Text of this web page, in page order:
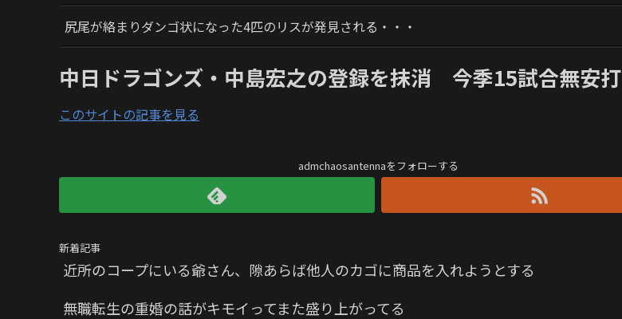
尻尾が絡まりダンゴ状になった4匹のリスが発見される・・・
中日ドラゴンズ・中島宏之の登録を抹消 今季15試合無安打
このサイトの記事を見る
admchaosantennaをフォローする
新着記事
近所のコープにいる爺さん、隙あらば他人のカゴに商品を入れようとする
無職転生の重婚の話がキモイってまた盛り上がってる